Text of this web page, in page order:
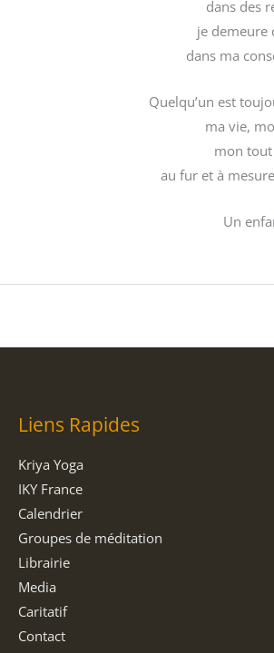
dans des
je demeure
dans ma
Quelqu’un est
ma vie,
mon
au fur et à
Un
Liens Rapides
Kriya Yoga
IKY France
Calendrier
Groupes de méditation
Librairie
Media
Caritatif
Contact